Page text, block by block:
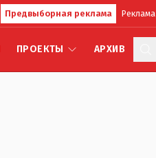
Предвыборная реклама Реклама
ПРОЕКТЫ АРХИВ